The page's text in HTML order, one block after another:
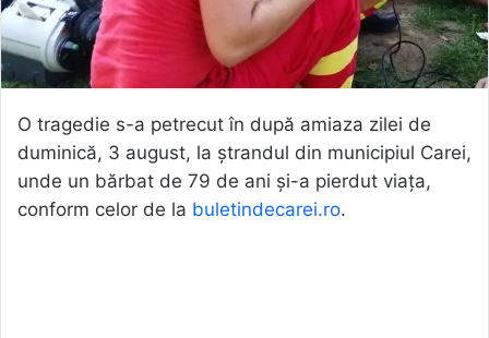
O tragedie s-a petrecut în după amiaza zilei de
duminică, 3 august, la ștrandul din municipiul Carei,
unde un bărbat de 79 de ani și-a pierdut viața,
conform celor de la buletindecarei.ro.